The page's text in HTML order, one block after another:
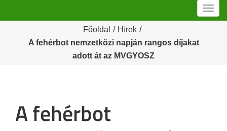
Főoldal / Hírek /
A fehérbot nemzetközi napján rangos díjakat
adott át az MVGYOSZ
A fehérbot